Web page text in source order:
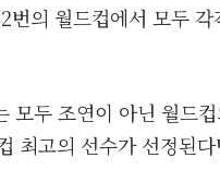
의 월드컵에서 모두
모두 조연이 아닌 월드
최고의 선수가 선정된